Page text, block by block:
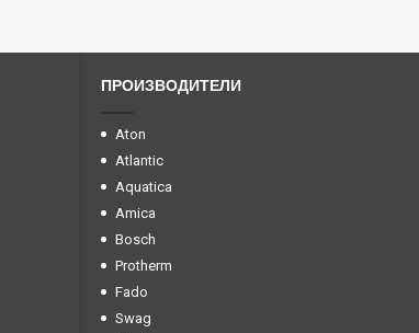
ПРОИЗВОДИТЕЛИ
Aton
Atlantic
Aquatica
Amica
Bosch
Protherm
Fado
Swag